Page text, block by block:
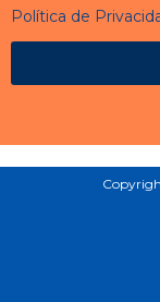
Política de